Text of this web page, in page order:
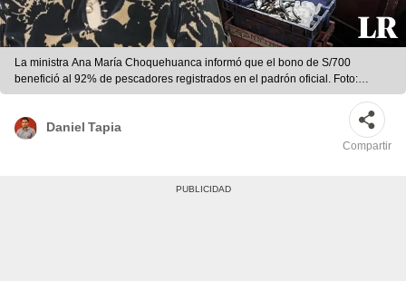
La ministra Ana María Choquehuanca informó que el bono de S/700
benefició al 92% de pescadores registrados en el padrón oficial. Foto:
composición de Fabrizio Oviedo/Andina/La Lupa
Daniel Tapia
Compartir